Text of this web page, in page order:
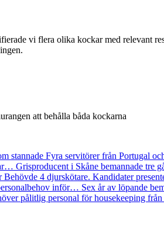
vi flera olika kockar med relevant
att behålla båda kockarna
stannade Fyra servitörer från Portugal
Grisproducent i Skåne bemannade tre
Behövde 4 djurskötare. Kandidater
inför… Sex år av löpande
pålitlig personal för housekeeping